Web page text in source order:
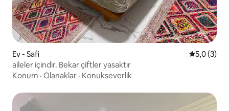
Ev - Safi 55,0 (3)
aileler içindir. Bekar çiftler yasaktır
Konum · Olanaklar · Konukseverlik